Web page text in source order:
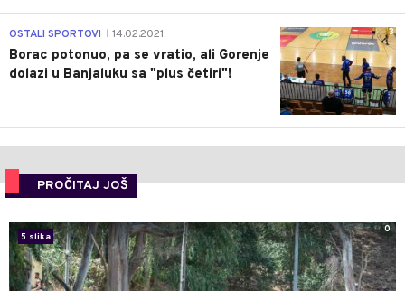
3
OSTALI SPORTOVI 14.02.2021.
Borac potonuo, pa se vratio, ali Gorenje
dolazi u Banjaluku sa "plus četiri"!
PROČITAJ JOŠ
5 slika
0